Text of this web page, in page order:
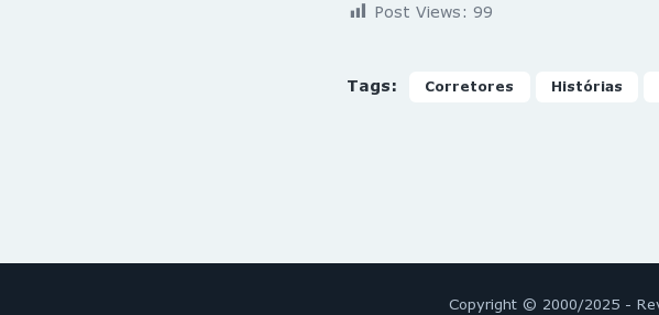
Post Views: 99
Tags: Corretores Histórias
Copyright © 2000/2025 -